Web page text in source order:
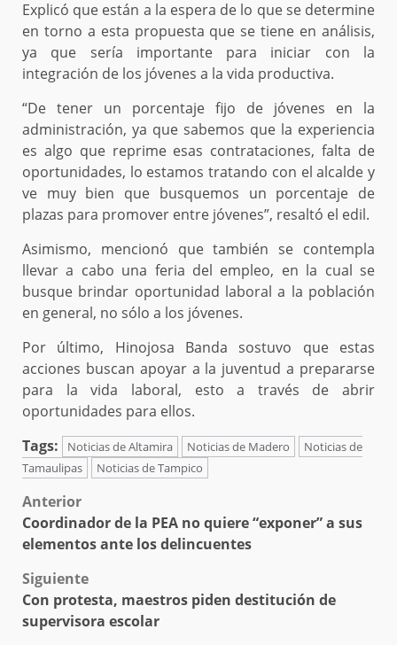
Explicó que están a la espera de lo que se determine
en torno a esta propuesta que se tiene en análisis,
ya que sería importante para iniciar con la
integración de los jóvenes a la vida productiva.
“De tener un porcentaje fijo de jóvenes en la
administración, ya que sabemos que la experiencia
es algo que reprime esas contrataciones, falta de
oportunidades, lo estamos tratando con el alcalde y
ve muy bien que busquemos un porcentaje de
plazas para promover entre jóvenes”, resaltó el edil.
Asimismo, mencionó que también se contempla
llevar a cabo una feria del empleo, en la cual se
busque brindar oportunidad laboral a la población
en general, no sólo a los jóvenes.
Por último, Hinojosa Banda sostuvo que estas
acciones buscan apoyar a la juventud a prepararse
para la vida laboral, esto a través de abrir
oportunidades para ellos.
Tags:
Noticias de Altamira Noticias de Madero
Noticias de
Tamaulipas
Noticias de Tampico
Post
navigation
Anterior
Coordinador de la PEA no quiere “exponer” a sus
elementos ante los delincuentes
Siguiente
Con protesta, maestros piden destitución de
supervisora escolar